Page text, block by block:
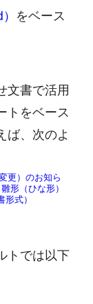
をベース
文書で活用
トをベース
ば、次のよ
更）のお知ら
形（ひな形）
式）
トでは以下